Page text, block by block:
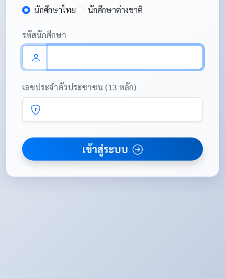
นักศึกษาไทย
นักศึกษาต่างชาติ
รหัสนักศึกษา
เลขประจำตัวประชาชน (13 หลัก)
เข้าสู่ระบบ